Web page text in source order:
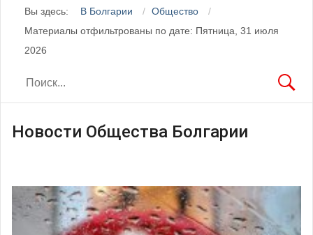
Вы здесь: В Болгарии
Общество
Материалы отфильтрованы по дате: Пятница, 31 июля
2026
Новости Общества Болгарии